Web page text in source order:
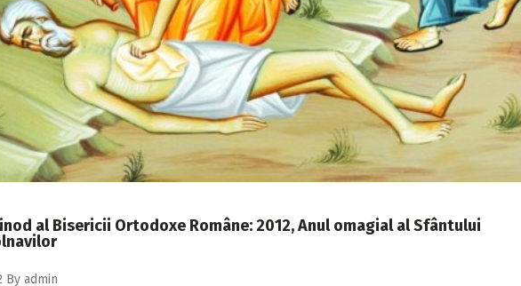
al Bisericii Ortodoxe Române: 2012, Anul omagial al Sfântului
By admin